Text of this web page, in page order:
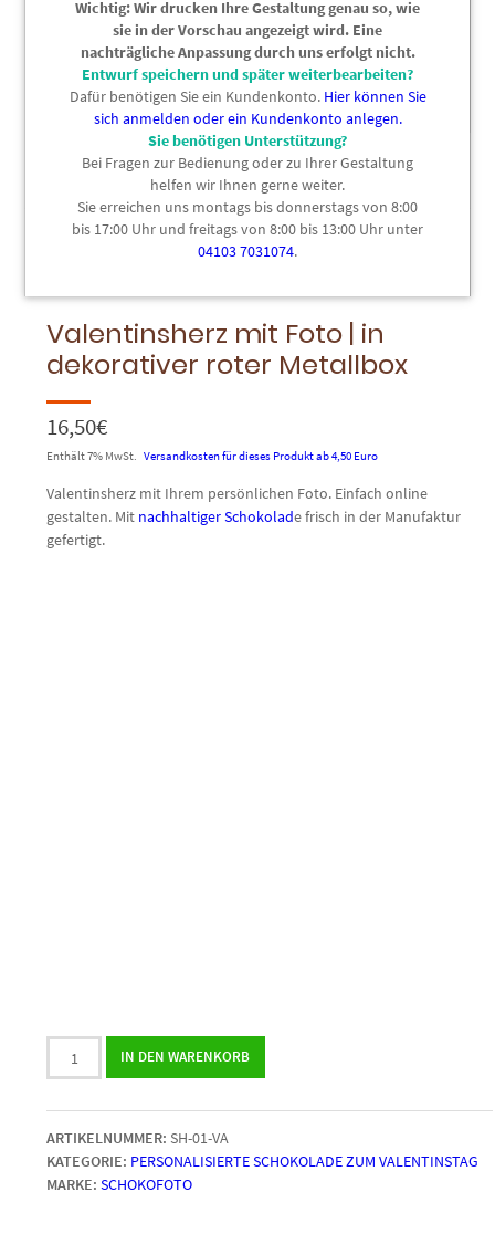
Wichtig: Wir drucken Ihre Gestaltung genau so, wie
sie in der Vorschau angezeigt wird. Eine
nachträgliche Anpassung durch uns erfolgt nicht.
Entwurf speichern und später weiterbearbeiten?
Dafür benötigen Sie ein Kundenkonto. Hier können Sie
sich anmelden oder ein Kundenkonto anlegen.
Sie benötigen Unterstützung?
Bei Fragen zur Bedienung oder zu Ihrer Gestaltung
helfen wir Ihnen gerne weiter.
Sie erreichen uns montags bis donnerstags von 8:00
bis 17:00 Uhr und freitags von 8:00 bis 13:00 Uhr unter
04103 7031074.
Valentinsherz mit Foto | in
dekorativer roter Metallbox
16,50€
Enthält 7% MwSt. Versandkosten für dieses Produkt ab 4,50 Euro
Valentinsherz mit Ihrem persönlichen Foto. Einfach online
gestalten. Mit nachhaltiger Schokolade frisch in der Manufaktur
gefertigt.
Valentinsherz
|
in
dekorativer
roter
IN DEN WARENKORB
ARTIKELNUMMER: SH-01-VA
KATEGORIE: PERSONALISIERTE SCHOKOLADE ZUM VALENTINSTAG
MARKE:SCHOKOFOTO